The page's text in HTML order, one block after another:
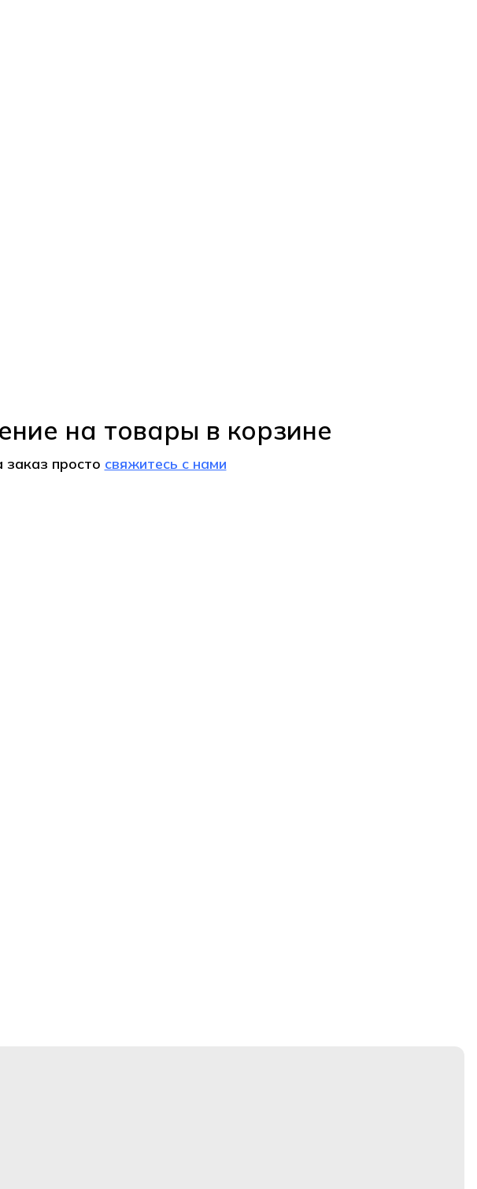
на товары в корзине
заказ просто свяжитесь с нами